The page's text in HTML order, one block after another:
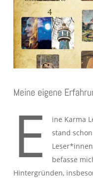
Meine eigene
E
ine Karma
stand
befasse
Hintergründen,